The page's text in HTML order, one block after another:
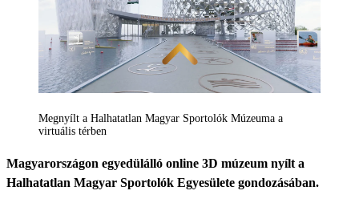
Megnyílt a Halhatatlan Magyar Sportolók Múzeuma a
virtuális térben
Magyarországon egyedülálló online 3D múzeum nyílt a
Halhatatlan Magyar Sportolók Egyesülete gondozásában.